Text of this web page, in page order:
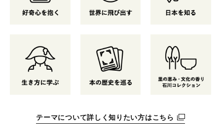
テーマについて詳しく知りたい方はこちら